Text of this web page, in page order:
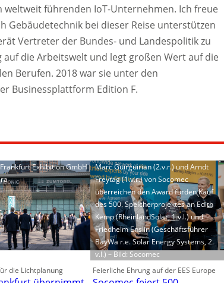
führenden IoT-Unternehmen. Ich freue
Gebäudetechnik bei dieser Reise unterstützen
Vertreter der Bundes- und Landespolitik zu
die Arbeitswelt und legt großen Wert auf die
Berufen. 2018 war sie unter den
Businessplattform Edition F.
Exhibition GmbH
die Lichtplanung
Marc Guirguirian (2.v.r.) und Arndt
Freytag (1.v.r.) von Socomec
überreichen den Award fürden Kauf
des 500. Speicherprojektes an Edith
Kemp (RheinlandSolar, 1.v.l.) und
Friedhelm Enslin (Geschäftsführer
BayWa r.e. Solar Energy Systems, 2.
v.l.) – Bild: Socomec
Feierliche Ehrung auf der EES Europe